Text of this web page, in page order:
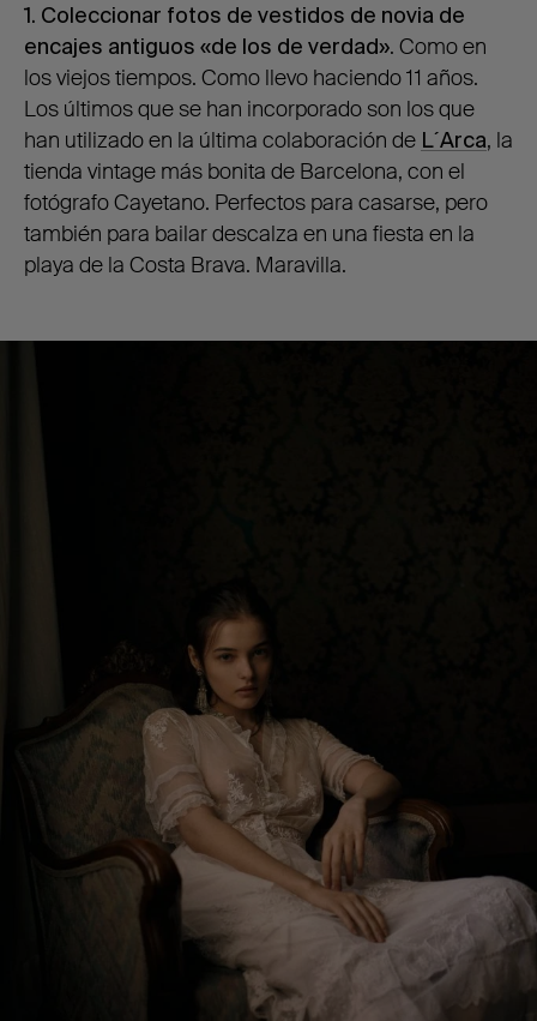
1. Coleccionar fotos de vestidos de novia de
encajes antiguos «de los de verdad». Como en
los viejos tiempos. Como llevo haciendo 11 años.
Los últimos que se han incorporado son los que
han utilizado en la última colaboración de L´Arca, la
tienda vintage más bonita de Barcelona, con el
fotógrafo Cayetano. Perfectos para casarse, pero
también para bailar descalza en una fiesta en la
playa de la Costa Brava. Maravilla.